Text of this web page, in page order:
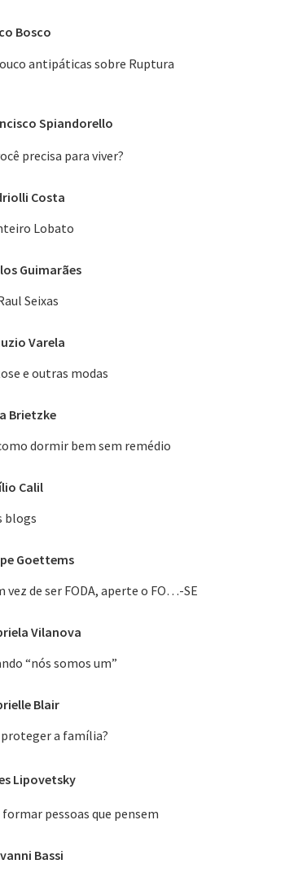
Bosco
antipáticas sobre Ruptura
Spiandorello
precisa para viver?
Costa
Lobato
Guimarães
Seixas
Varela
e outras modas
Brietzke
dormir bem sem remédio
Calil
blogs
Goettems
vez de ser FODA, aperte o FO…-SE
Vilanova
“nós somos um”
Blair
a família?
Lipovetsky
pessoas que pensem
Bassi